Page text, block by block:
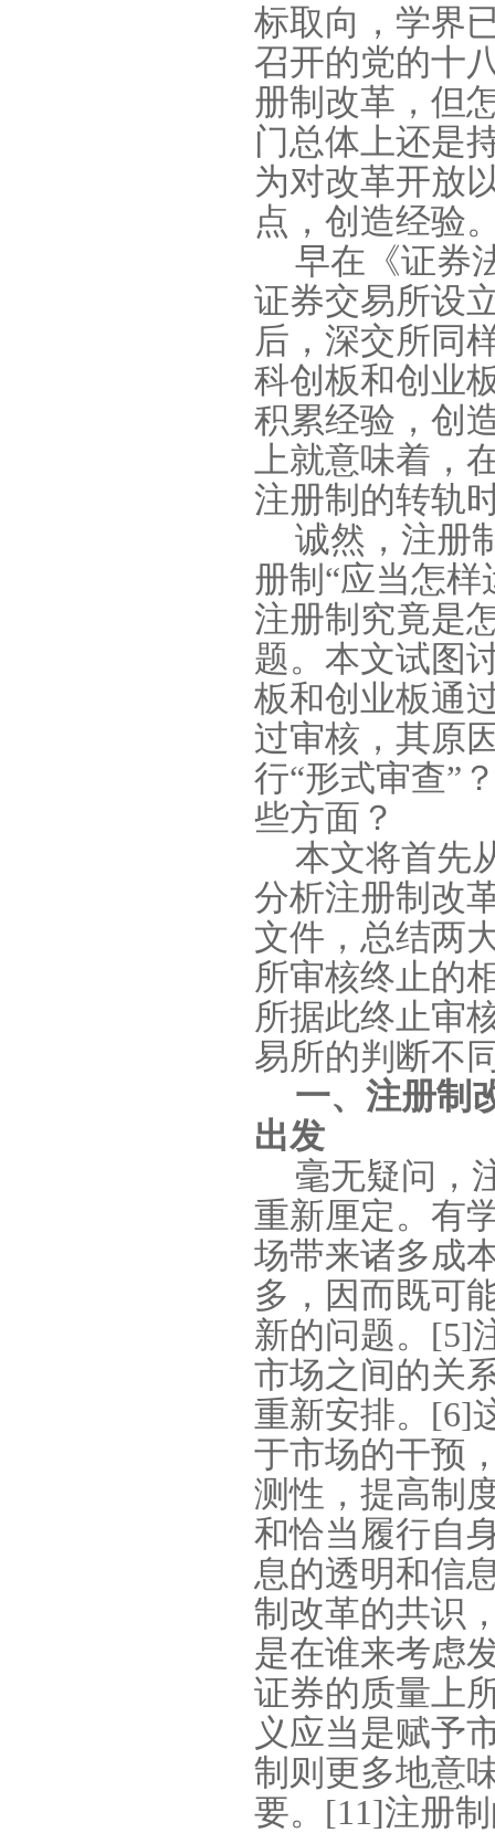
标取向，学界
召开的党的十
册制改革，但
门总体上还是
为对改革开放
点，创造经验
早在《证券
证券交易所设
后，深交所同
科创板和创业
积累经验，创
上就意味着，
注册制的转轨
诚然，注册
册制“应当怎
注册制究竟是
题。本文试图
板和创业板通
过审核，其原
行“形式审查”
些方面？
本文将首先
分析注册制改
文件，总结两
所审核终止的
所据此终止审
易所的判断不
一、注册制
出发
毫无疑问，
重新厘定。有
场带来诸多成
多，因而既可
新的问题。 [5]
市场之间的关
重新安排。 [6]
于市场的干预
测性，提高制
和恰当履行自
息的透明和信
制改革的共识
是在谁来考虑
证券的质量上
义应当是赋予
制则更多地意
要。 [11]注册